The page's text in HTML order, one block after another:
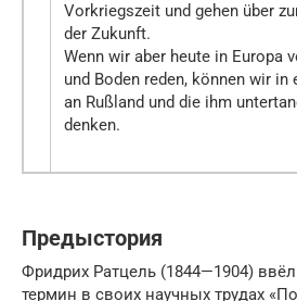
Vorkriegszeit und gehen über
der Zukunft.
Wenn wir aber heute in Europa
und Boden reden, können wir in
an Rußland und die ihm
denken.
Предыстория
Фридрих Ратцель (1844—1904)
термин в своих научных трудах